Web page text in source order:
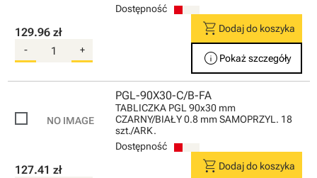
Dostępność
129.96 zł
- +
shopping_cart Dodaj do koszyka
info Pokaż szczegóły
PGL-90X30-C/B-FA
TABLICZKA PGL 90x30 mm
CZARNY/BIAŁY 0.8 mm SAMOPRZYL. 18
szt./ARK.
Dostępność
127.41 zł shopping_cart Dodaj do koszyka